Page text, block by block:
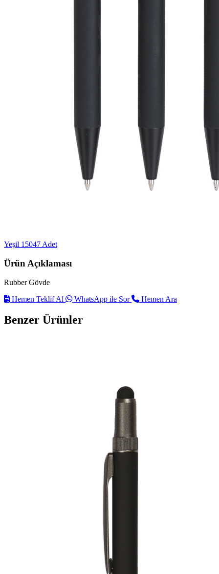
Yeşil 15047 Adet
Ürün Açıklaması
Rubber Gövde
Hemen Teklif Al
WhatsApp ile Sor Hemen Ara
Benzer Ürünler